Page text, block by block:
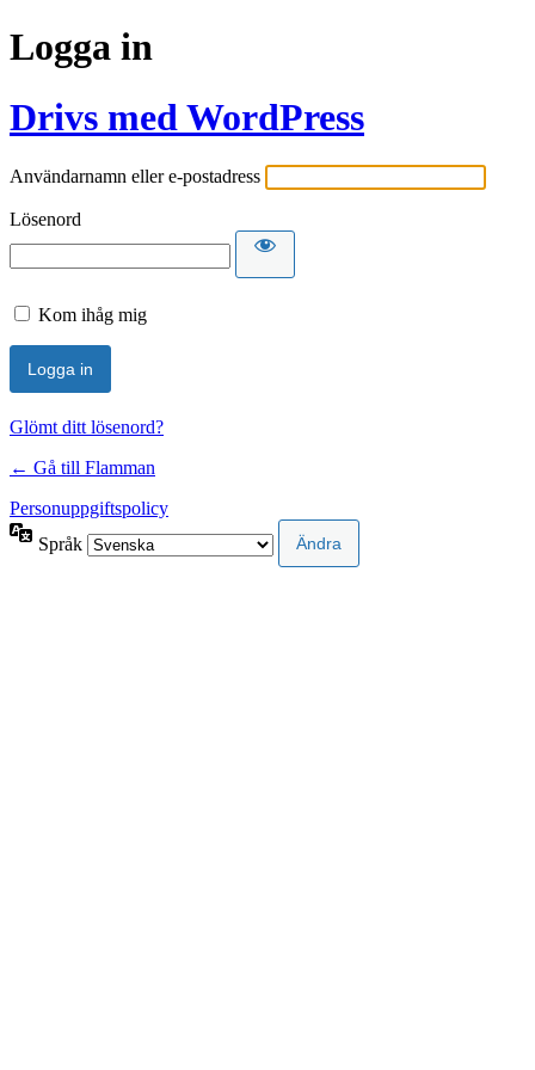
Logga in
Drivs med WordPress
Användarnamn eller e-postadress
Lösenord
Kom ihåg mig
Glömt ditt lösenord?
← Gå till Flamman
Personuppgiftspolicy
Språk